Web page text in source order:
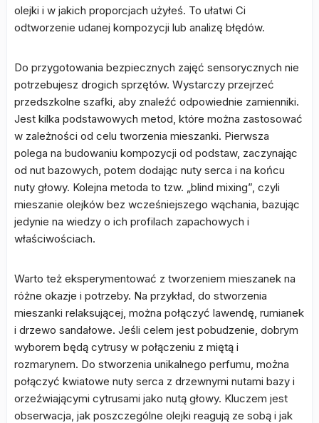
olejki i w jakich proporcjach użyłeś. To ułatwi Ci
odtworzenie udanej kompozycji lub analizę błędów.
Do przygotowania bezpiecznych zajęć sensorycznych nie
potrzebujesz drogich sprzętów. Wystarczy przejrzeć
przedszkolne szafki, aby znaleźć odpowiednie zamienniki.
Jest kilka podstawowych metod, które można zastosować
w zależności od celu tworzenia mieszanki. Pierwsza
polega na budowaniu kompozycji od podstaw, zaczynając
od nut bazowych, potem dodając nuty serca i na końcu
nuty głowy. Kolejna metoda to tzw. „blind mixing”, czyli
mieszanie olejków bez wcześniejszego wąchania, bazując
jedynie na wiedzy o ich profilach zapachowych i
właściwościach.
Warto też eksperymentować z tworzeniem mieszanek na
różne okazje i potrzeby. Na przykład, do stworzenia
mieszanki relaksującej, można połączyć lawendę, rumianek
i drzewo sandałowe. Jeśli celem jest pobudzenie, dobrym
wyborem będą cytrusy w połączeniu z miętą i
rozmarynem. Do stworzenia unikalnego perfumu, można
połączyć kwiatowe nuty serca z drzewnymi nutami bazy i
orzeźwiającymi cytrusami jako nutą głowy. Kluczem jest
obserwacja, jak poszczególne olejki reagują ze sobą i jak